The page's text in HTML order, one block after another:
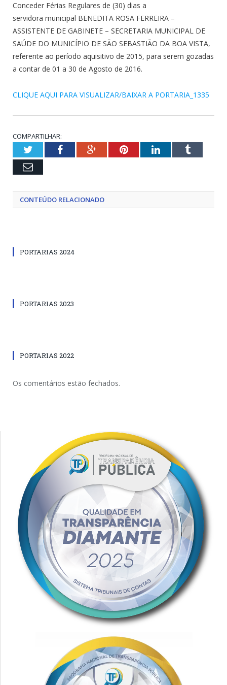
Conceder Férias Regulares de (30) dias a
servidora municipal BENEDITA ROSA FERREIRA –
ASSISTENTE DE GABINETE – SECRETARIA MUNICIPAL DE
SAÚDE DO MUNICÍPIO DE SÃO SEBASTIÃO DA BOA VISTA,
referente ao período aquisitivo de 2015, para serem gozadas
a contar de 01 a 30 de Agosto de 2016.
CLIQUE AQUI PARA VISUALIZAR/BAIXAR A PORTARIA_1335
COMPARTILHAR:
TwitterFacebookGoogle+PinterestLinkedInTumblr
Email
CONTEÚDO RELACIONADO
PORTARIAS 2024
PORTARIAS 2023
PORTARIAS 2022
Os comentários estão fechados.